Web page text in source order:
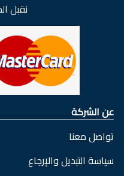
نقبل
عن الشركة
تواصل معنا
سياسة التبديل والإرجاع